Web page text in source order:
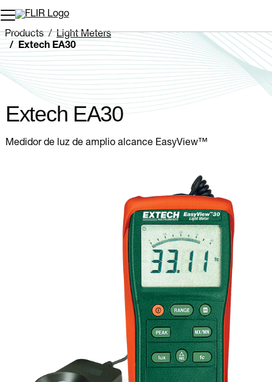
Products
Light Meters
Extech EA30
Extech EA30
Medidor de luz de amplio alcance EasyView™